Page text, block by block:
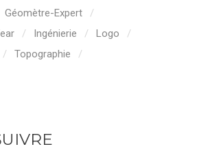
Géomètre-Expert
Ingénierie
Logo
Topographie